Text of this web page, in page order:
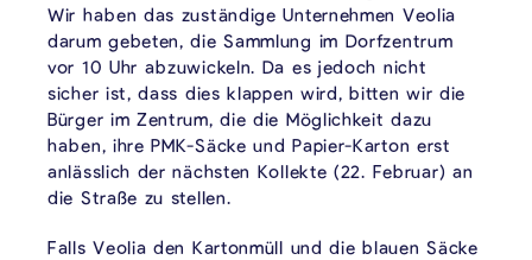
Wir haben das zuständige Unternehmen Veolia
darum gebeten, die Sammlung im Dorfzentrum
vor 10 Uhr abzuwickeln. Da es jedoch nicht
sicher ist, dass dies klappen wird, bitten wir die
Bürger im Zentrum, die die Möglichkeit dazu
haben, ihre PMK-Säcke und Papier-Karton erst
anlässlich der nächsten Kollekte (22. Februar) an
die Straße zu stellen.
Falls Veolia den Kartonmüll und die blauen Säcke